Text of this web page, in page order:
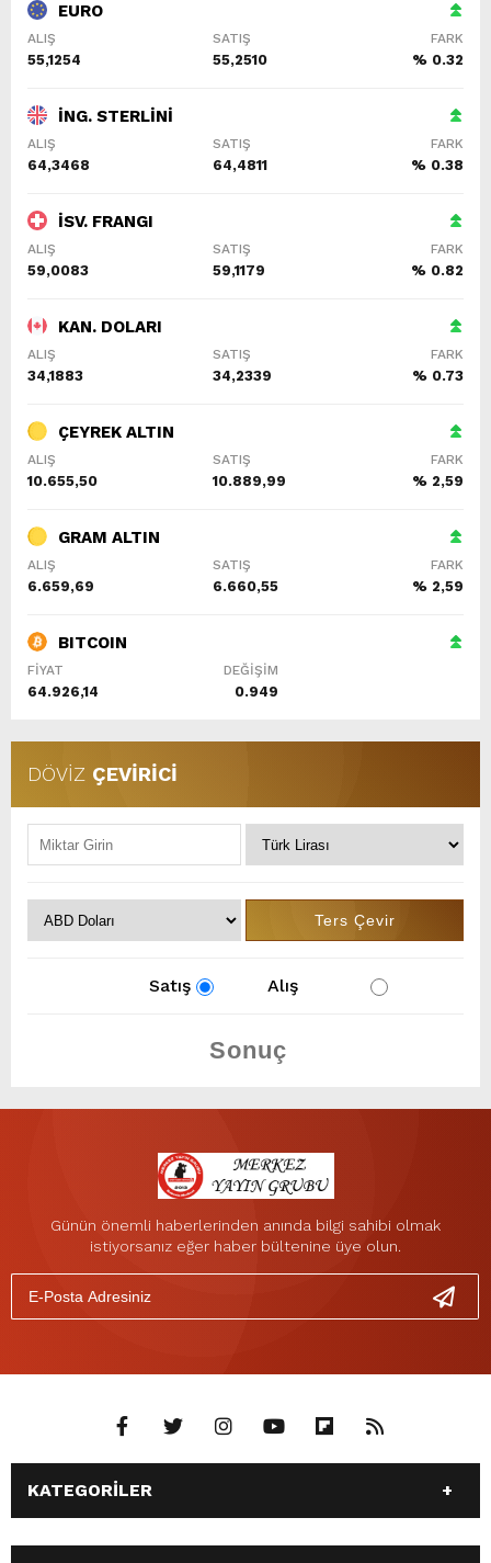
EURO
ALIŞ SATIŞ FARK
55,1254 55,2510 % 0.32
İNG. STERLİNİ
ALIŞ SATIŞ FARK
64,3468 64,4811 % 0.38
İSV. FRANGI
ALIŞ SATIŞ FARK
59,0083 59,1179 % 0.82
KAN. DOLARI
ALIŞ SATIŞ FARK
34,1883 34,2339 % 0.73
ÇEYREK ALTIN
ALIŞ SATIŞ FARK
10.655,50 10.889,99 % 2,59
GRAM ALTIN
ALIŞ SATIŞ FARK
6.659,69 6.660,55 % 2,59
BITCOIN
FİYAT DEĞİŞİM
64.926,14 0.949
DÖVİZ ÇEVİRİCİ
Satış Alış
Günün önemli haberlerinden anında bilgi sahibi olmak
istiyorsanız eğer haber bültenine üye olun.
KATEGORİLER
ANASAYFA GÜNDEM